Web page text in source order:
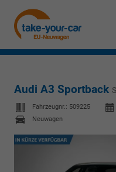
Audi A3 Sportback
Fahrzeugnr.: 509225
Neuwagen